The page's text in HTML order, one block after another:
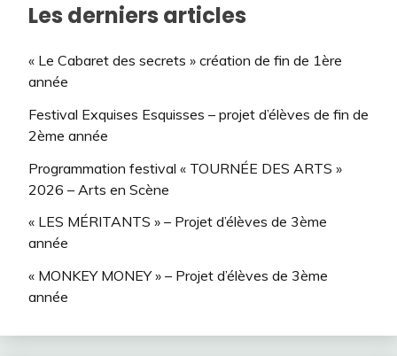
Les derniers articles
« Le Cabaret des secrets » création de fin de 1ère
année
Festival Exquises Esquisses – projet d’élèves de fin de
2ème année
Programmation festival « TOURNÉE DES ARTS »
2026 – Arts en Scène
« LES MÉRITANTS » – Projet d’élèves de 3ème
année
« MONKEY MONEY » – Projet d’élèves de 3ème
année